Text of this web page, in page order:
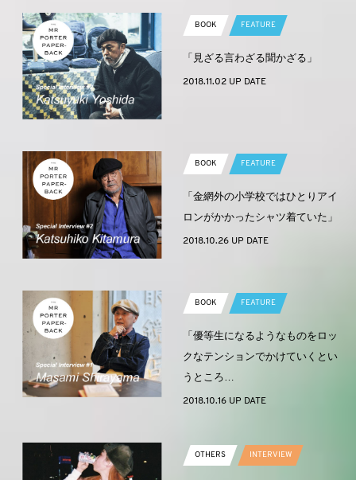
BOOK FEATURE
「見ざる言わざる聞かざる」
2018.11.02 UP DATE
BOOK FEATURE
「金網外の小学校ではひとりアイ
ロンがかかったシャツ着ていた」
2018.10.26 UP DATE
BOOK FEATURE
「優等生になるようなものをロッ
クなテンションでかけていくとい
うところ…
2018.10.16 UP DATE
OTHERS INTERVIEW